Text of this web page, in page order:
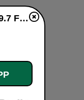
Fox Sports Sturgis 99.7 FM & 1230 AM en vivo